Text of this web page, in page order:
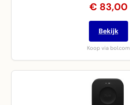
€ 83,00
Bekijk
Koop via bol.com